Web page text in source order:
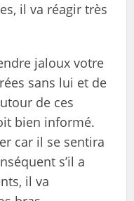
il va réagir très
jaloux votre
sans lui et de
de ces
bien informé.
car il se sentira
s’il a
il va